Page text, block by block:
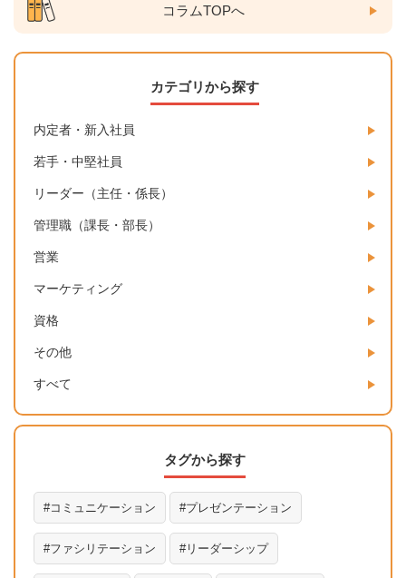
コラムTOPへ
カテゴリから探す
内定者・新入社員
若手・中堅社員
リーダー（主任・係長）
管理職（課長・部長）
営業
マーケティング
資格
その他
すべて
タグから探す
コミュニケーション プレゼンテーション
ファシリテーション リーダーシップ